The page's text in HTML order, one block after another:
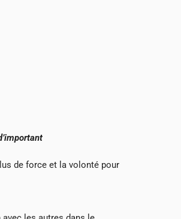
de force et la volonté pour